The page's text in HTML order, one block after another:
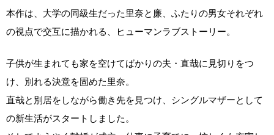
本作は、大学の同級生だった里奈と廉、ふたりの男女それぞれ
の視点で交互に描かれる、ヒューマンラブストーリー。
子供が生まれても家を空けてばかりの夫・直哉に見切りをつ
け、別れる決意を固めた里奈。
直哉と別居をしながら働き先を見つけ、シングルマザーとして
の新生活がスタートしました。